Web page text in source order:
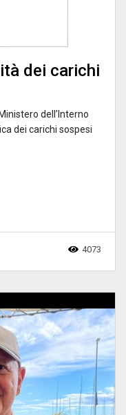
dei carichi
dell’Interno
dei carichi sospesi
4073